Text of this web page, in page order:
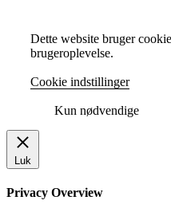
Dette website bruger
brugeroplevelse.
Cookie indstillinger
Kun nødvendige
Luk
Privacy Overview